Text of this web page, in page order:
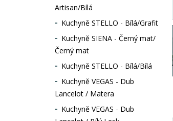
Artisan/Bílá
Kuchyně STELLO - Bílá/Grafit
Kuchyně SIENA - Černý mat/
Černý mat
Kuchyně STELLO - Bílá/Bílá
Kuchyně VEGAS - Dub
Lancelot / Matera
Kuchyně VEGAS - Dub